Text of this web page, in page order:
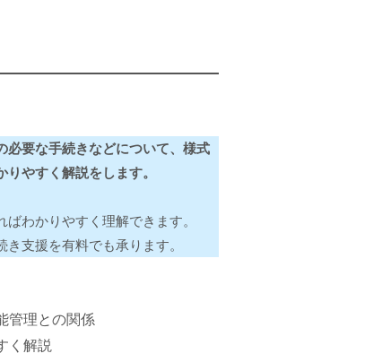
必要な手続きなどについて、様式
やすく解説をします。
わかりやすく理解できます。
支援を有料でも承ります。
管理との関係
く解説